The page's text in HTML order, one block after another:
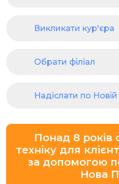
Викликати кур'єра
Обрати філіал
Надіслати по
Понад 8 років
техніку для
за допомогою
Нова